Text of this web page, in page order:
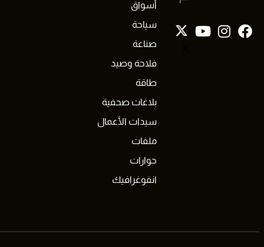
أسواق
سياحة
صناعة
فلاحة وصيد
طاقة
بلاغات صحفية
سيدات الأعمال
ملفات
حوارات
انفوغرافيك